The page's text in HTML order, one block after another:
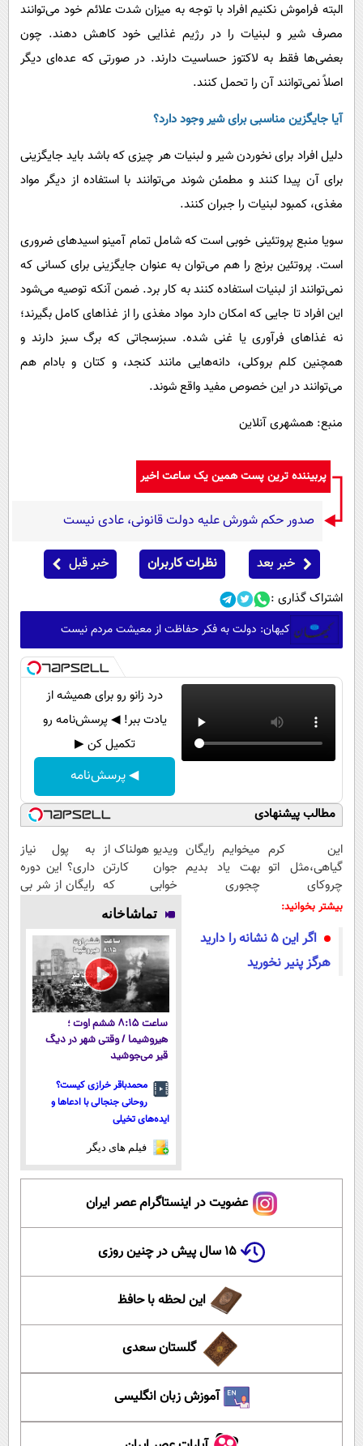
البته فراموش نکنیم افراد با توجه به میزان شدت علائم خود می‌توانند
مصرف شیر و لبنیات را در رژیم غذایی خود کاهش دهند. چون
بعضی‌ها فقط به لاکتوز حساسیت دارند. در صورتی که عده‌ای دیگر
اصلاً نمی‌توانند آن را تحمل کنند.
آیا جایگزین مناسبی برای شیر وجود دارد؟
دلیل افراد برای نخوردن شیر و لبنیات هر چیزی که باشد باید جایگزینی
برای آن پیدا کنند و مطمئن شوند می‌توانند با استفاده از دیگر مواد
مغذی، کمبود لبنیات را جبران کنند.
سویا منبع پروتئینی خوبی است که شامل تمام آمینو اسیدهای ضروری
است. پروتئین برنج را هم می‌توان به عنوان جایگزینی برای کسانی که
نمی‌توانند از لبنیات استفاده کنند به کار برد. ضمن آنکه توصیه می‌شود
این افراد تا جایی که امکان دارد مواد مغذی را از غذاهای کامل بگیرند؛
نه غذاهای فرآوری یا غنی شده. سبزسجاتی که برگ سبز دارند و
همچنین کلم بروکلی، دانه‌هایی مانند کنجد، و کتان و بادام هم
می‌توانند در این خصوص مفید واقع شوند.
منبع: همشهری آنلاین
پربیننده ترین پست همین یک ساعت اخیر
صدور حکم شورش علیه دولت قانونی، عادی نیست
خبر بعد نظرات کاربران خبر قبل
اشتراک گذاری :
کیهان: دولت به فکر حفاظت از معیشت مردم نیست
درد زانو رو برای همیشه از
یادت ببر! ◀ پرسش‌نامه رو
تکمیل کن ▶
◀ پرسش‌نامه
مطالب پیشنهادی
این کرم
گیاهی،مثل اتو
چروکای
پوستتوصاف
میخوایم رایگان
بهت یاد بدیم
چجوری
مجانیه
ویدیو هولناک از
جوان کارتن
خوابی که
میلیاردر شد.
آموزش رایگان
به پول نیاز
داری؟ این دوره
رایگان از شر بی
بیشتر بخوانید:
اگر این ۵ نشانه را دارید
هرگز پنیر نخورید
تماشاخانه
ساعت ۸:۱۵ ششم اوت ؛
هیروشیما / وقتی شهر در دیگ
قیر می‌جوشید
محمدباقر خرازی کیست؟
روحانی جنجالی با ادعاها و
ایده‌های تخیلی
فیلم های دیگر
عضویت در اینستاگرام عصر ایران
۱۵ سال پیش در چنین روزی
این لحظه با حافظ
گلستان سعدی
آموزش زبان انگلیسی